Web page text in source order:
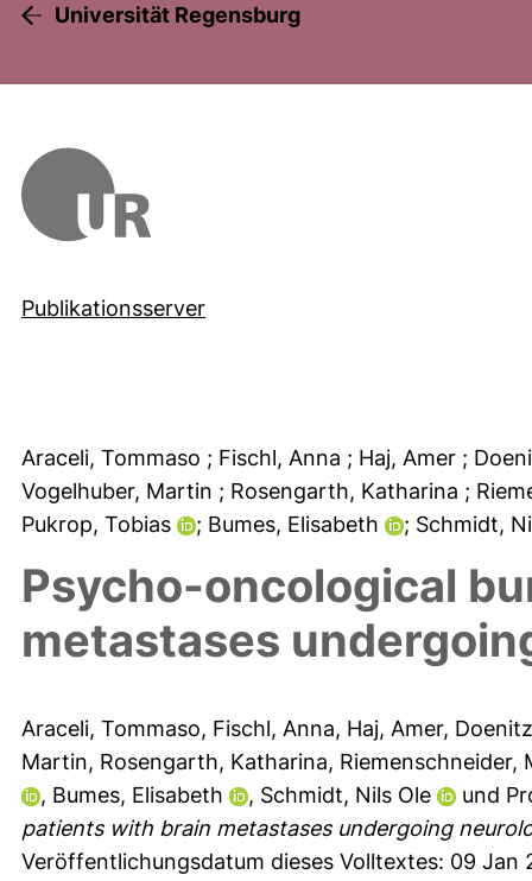
Universität Regensburg
Publikationsserver
Araceli, Tommaso ; Fischl, Anna ; Haj, Amer ;
Vogelhuber, Martin ; Rosengarth, Katharina ;
Pukrop, Tobias
; Bumes, Elisabeth ; Schmidt,
Psycho-oncological
metastases
Araceli, Tommaso, Fischl, Anna, Haj, Amer,
Martin, Rosengarth, Katharina, Riemenschneider,
, Bumes, Elisabeth , Schmidt, Nils Ole und
patients with brain metastases undergoing
Veröffentlichungsdatum dieses Volltextes: 09 Jan